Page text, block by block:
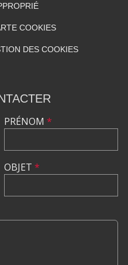
COOKIES
DES COOKIES
PRÉNOM *
OBJET *